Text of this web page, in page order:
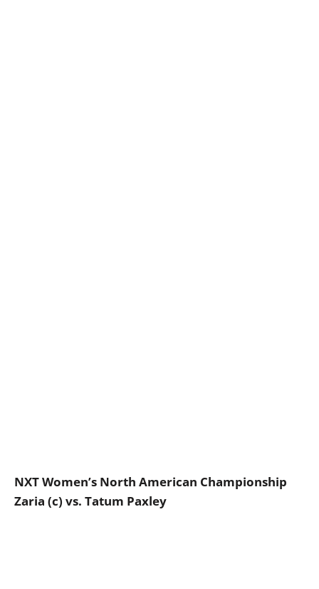
NXT Women’s North American Championship
Zaria (c) vs. Tatum Paxley